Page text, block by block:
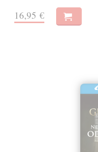
16,95 €